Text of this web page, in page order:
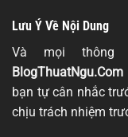
Lưu Ý Về Nội Dung
Và mọi
BlogThuatNgu.Com
bạn tự cân nhắc
chịu trách nhiệm